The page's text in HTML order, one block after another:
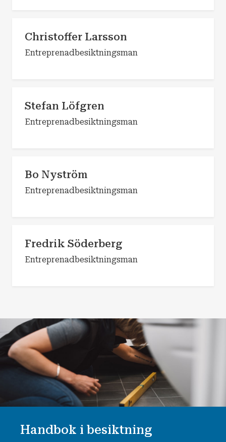
Christoffer Larsson
Entreprenadbesiktningsman
Stefan Löfgren
Entreprenadbesiktningsman
Bo Nyström
Entreprenadbesiktningsman
Fredrik Söderberg
Entreprenadbesiktningsman
Handbok i besiktning